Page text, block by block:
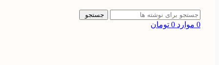
جستجو
0 موارد 0 تومان